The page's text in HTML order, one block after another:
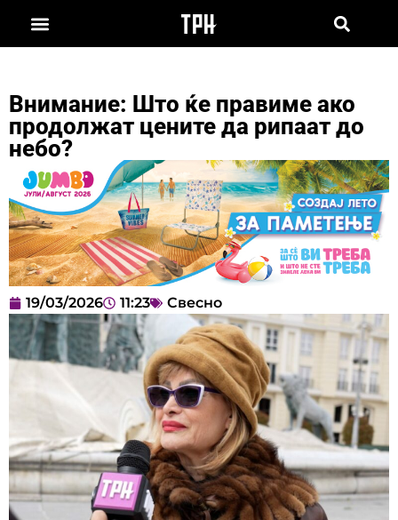
Внимание: Што ќе правиме ако
продолжат цените да рипаат до
небо?
19/03/2026 11:23 Свесно